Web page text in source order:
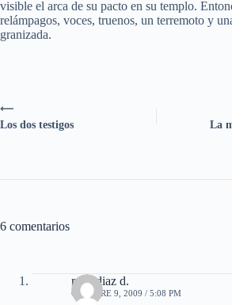
visible el arca de su pacto en su templo.
relámpagos, voces, truenos, un terremoto y
granizada.
La
⟵
Los dos testigos
6 comentarios
rene diaz d.
OCTUBRE 9, 2009 / 5:08 PM